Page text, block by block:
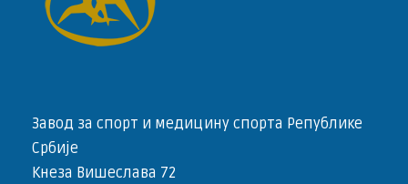
Завод за спорт и медицину спорта Републике
Србије
Кнеза Вишеслава 72